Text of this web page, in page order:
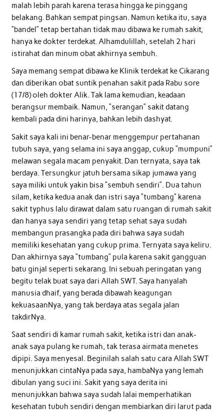
malah lebih parah karena terasa hingga ke pinggang
belakang. Bahkan sempat pingsan. Namun ketika itu, saya
“bandel” tetap bertahan tidak mau dibawa ke rumah sakit,
hanya ke dokter terdekat. Alhamdulillah, setelah 2 hari
istirahat dan minum obat akhirnya sembuh.
Saya memang sempat dibawa ke Klinik terdekat ke Cikarang
dan diberikan obat suntik penahan sakit pada Rabu sore
(17/8) oleh dokter Alik. Tak lama kemudian, keadaan
berangsur membaik. Namun, “serangan” sakit datang
kembali pada dini harinya, bahkan lebih dashyat.
Sakit saya kali ini benar-benar menggempur pertahanan
tubuh saya, yang selama ini saya anggap, cukup “mumpuni”
melawan segala macam penyakit. Dan ternyata, saya tak
berdaya. Tersungkur jatuh bersama sikap jumawa yang
saya miliki untuk yakin bisa “sembuh sendiri”. Dua tahun
silam, ketika kedua anak dan istri saya “tumbang” karena
sakit typhus lalu dirawat dalam satu ruangan di rumah sakit
dan hanya saya sendiri yang tetap sehat saya sudah
membangun prasangka pada diri bahwa saya sudah
memiliki kesehatan yang cukup prima. Ternyata saya keliru.
Dan akhirnya saya “tumbang” pula karena sakit gangguan
batu ginjal seperti sekarang. Ini sebuah peringatan yang
begitu telak buat saya dari Allah SWT. Saya hanyalah
manusia dhaif, yang berada dibawah keagungan
kekuasaanNya, yang tak berdaya atas segala jalan
takdirNya.
Saat sendiri di kamar rumah sakit, ketika istri dan anak-
anak saya pulang ke rumah, tak terasa airmata menetes
dipipi. Saya menyesal. Beginilah salah satu cara Allah SWT
menunjukkan cintaNya pada saya, hambaNya yang lemah
dibulan yang suci ini. Sakit yang saya derita ini
menunjukkan bahwa saya sudah lalai memperhatikan
kesehatan tubuh sendiri dengan membiarkan diri larut pada